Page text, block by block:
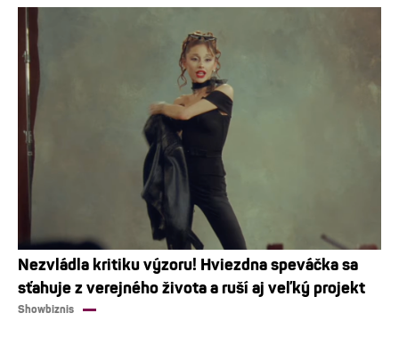
Nezvládla kritiku výzoru! Hviezdna speváčka sa
sťahuje z verejného života a ruší aj veľký projekt
Showbiznis